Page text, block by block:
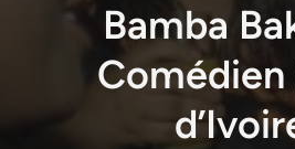
Bamba